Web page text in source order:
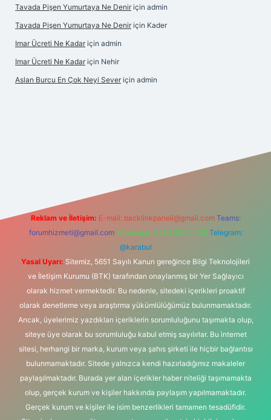
Tavada Pişen Yumurtaya Ne Denir için admin
Tavada Pişen Yumurtaya Ne Denir için Kader
Imar Ücreti Ne Kadar için admin
Imar Ücreti Ne Kadar için Nehir
Aslan Burcu En Çok Neyi Sever için admin
elexbetgiris.org
Reklam ve İletişim: E-mail: backlinkpaneli@gmail.com Teams:
forumhizmeti@gmail.com Whatsapp: 0262 606 0 726 Telegram:
@karabul
Yasal Uyarı: Sitemiz, 5651 Sayılı Kanun gereğince Bilgi Teknolojileri
ve İletişim Kurumu (BTK) tarafından onaylanmış bir Yer Sağlayıcı
olarak hizmet vermektedir. Bu nedenle, sitedeki içerikleri proaktif
olarak denetleme veya araştırma yükümlülüğümüz bulunmamaktadır.
Ancak, üyelerimiz yazdıkları içeriklerin sorumluluğunu taşımakta olup,
siteye üye olarak bu sorumluluğu kabul etmiş sayılırlar. Bu internet
sitesi, herhangi bir marka, kurum veya şahıs şirketi ile hiçbir bağlantısı
bulunmamaktadır. Sitede yalnızca kendi hazırladığımız makaleler
paylaşılmaktadır. Burada yer alan içerikler haber niteliği taşımamakta
olup, gerçek kurum ve kişiler hakkında paylaşım yapılmamaktadır.
Gerçek kurum ve kişiler ile isim benzerlikleri tamamen tesadüfidir.